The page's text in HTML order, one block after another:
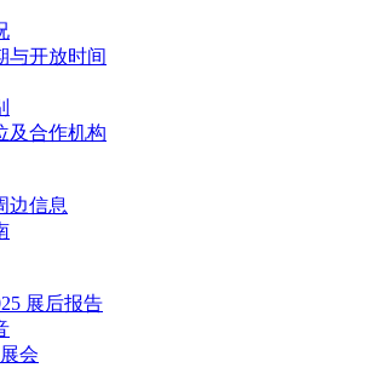
与开放时间
及合作机构
边信息
展后报告
会